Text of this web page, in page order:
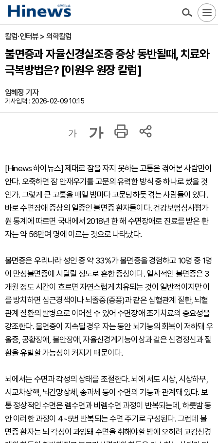
칼럼·인터뷰 > 의학칼럼
불면증과 자율신경실조증 증상 동반될때, 치료와
극복방법은? [이원우 원장 칼럼]
임혜정 기자
기사입력 : 2026-02-09 10:15
가 가
[Hinews 하이뉴스] 제대로 잠을 자지 못하는 고통은 겪어본 사람만이
안다. 오죽하면 잠 안재우기를 고문의 유력한 방식 중 하나로 썼을 것
인가. 그렇게 큰 고통을 매일 밤마다 고문당하듯 겪는 사람들이 있다.
바로 수면장애 증상의 일종인 불면증 환자들이다. 건강보험심사평가
원 통계에 따르면 국내에서 2018년 한 해 수면장애로 진료를 받은 환
자는 약 56만여 명에 이르는 것으로 나타났다.
불면증은 우리나라 성인 중 약 33％가 불면증을 경험하고 10명 중 1명
이 만성불면증에 시달릴 정도로 흔한 증상이다. 일시적인 불면증은 3
개월 정도 시간이 흐르면 자연스럽게 치유되는 것이 일반적이지만 이
를 방치하면 심근경색이나 뇌졸중(중풍)과 같은 심혈관계 질환, 뇌혈
관계 질환의 발병으로 이어질 수 있어 수면장애 조기치료의 중요성을
강조한다. 불면증이 지속될 경우 자는 동안 뇌기능의 회복이 저하돼 우
울증, 공황장애, 불안장애, 자율신경계기능이상과 같은 신경정신과 질
환을 유발할 가능성이 커지기 때문이다.
뇌에서는 수면과 각성의 상태를 조절한다. 뇌에 서도 시상, 시상하부,
시교차상핵, 뇌간망상체, 송과체 등이 수면의 기능과 관계돼 있다. 보
통 정상적인 수면은 렘수면과 비렘수면 과정이 반복되는데, 하룻밤 동
안 이러한 과정이 4~5번 반복되는 수면 주기로 구성된다. 그런데 불
면증 환자는 뇌 각성이 과잉돼 수면을 취해야할 밤에 오히려 교감신경